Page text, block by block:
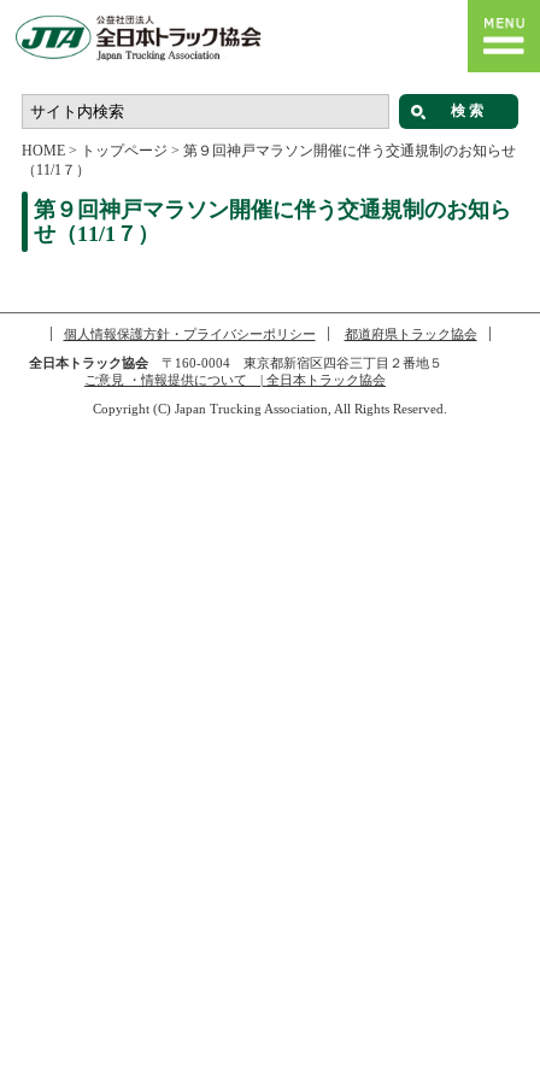
HOME> トップページ > 第９回神戸マラソン開催に伴う交通規制のお知らせ
（11/1７）
第９回神戸マラソン開催に伴う交通規制のお知ら
せ（11/1７）
個人情報保護方針・プライバシーポリシー
都道府県トラック協会
全日本トラック協会〒160-0004 東京都新宿区四谷三丁目２番地５
ご意見 ・情報提供について | 全日本トラック協会
Copyright (C) Japan Trucking Association, All Rights Reserved.